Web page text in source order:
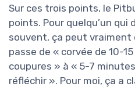
Sur ces trois points, le
points. Pour quelqu’un
souvent, ça peut vraiment
passe de « corvée de 10-
coupures » à « 5-7
réfléchir ». Pour moi, ça a